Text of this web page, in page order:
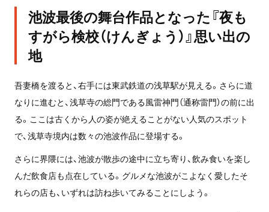
池波最後の舞台作品となった『夜も
すがら検校（けんぎょう）』思い出の
地
吾妻橋を渡ると、右手には東武鉄道の浅草駅が見える。さらに道
なりに進むと、浅草寺の総門である風雷神門（通称雷門）の前に出
る。ここは古くから人の姿が絶えることがない人気のスポット
で、浅草寺境内は数々の池波作品に登場する。
さらに界隈には、池波が散歩の途中に立ち寄り、飲み食いを楽し
んだ飲食店も点在している。グルメな池波がこよなく愛したそ
れらの店も、いずれは訪ね歩いてみることにしよう。